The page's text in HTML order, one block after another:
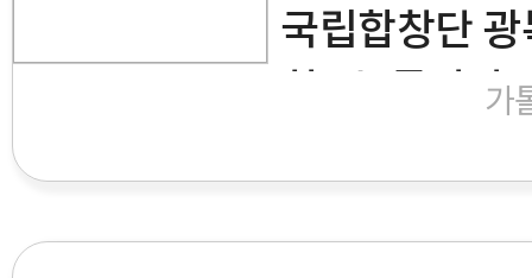
국립합창단
회 <눈물상자>
가